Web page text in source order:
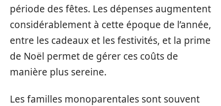
période des fêtes. Les dépenses augmentent
considérablement à cette époque de l’année,
entre les cadeaux et les festivités, et la prime
de Noël permet de gérer ces coûts de
manière plus sereine.
Les familles monoparentales sont souvent